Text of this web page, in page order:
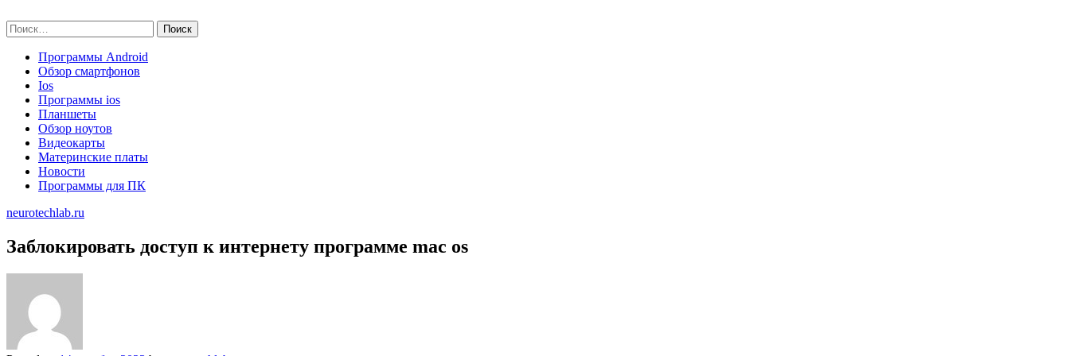
to
content
Найти:
Программы Android
Обзор смартфонов
Ios
Программы ios
Планшеты
Обзор ноутов
Видеокарты
Материнские платы
Новости
Программы для ПК
neurotechlab.ru
Заблокировать доступ к интернету программе mac os